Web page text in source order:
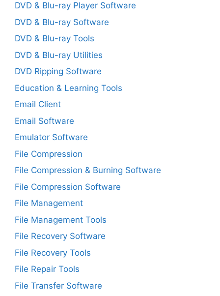
DVD & Blu-ray Player Software
DVD & Blu-ray Software
DVD & Blu-ray Tools
DVD & Blu-ray Utilities
DVD Ripping Software
Education & Learning Tools
Email Client
Email Software
Emulator Software
File Compression
File Compression & Burning Software
File Compression Software
File Management
File Management Tools
File Recovery Software
File Recovery Tools
File Repair Tools
File Transfer Software